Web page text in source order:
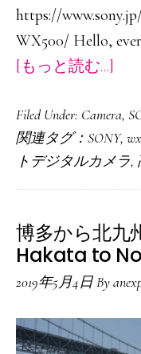
https://
WX500/ Hello,
[もっと読む...]
カ
メ
ラ
と
し
て
DSC
を
Filed Under: Camera,
関連タグ： SONY,
トデジタルカメラ,
博多から北九
Hakata to
2019年5月4日By